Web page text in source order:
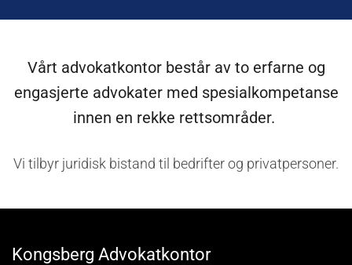
Vårt advokatkontor består av to erfarne og
engasjerte advokater med spesialkompetanse
innen en rekke rettsområder.
Vi tilbyr juridisk bistand til bedrifter og privatpersoner.
Kongsberg Advokatkontor